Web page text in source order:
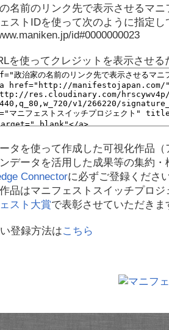
名前のリンク先で表示させるマニ
ストIDを使って次のように指定し
id#0000000023
を使ってクレジットを表示させる
タを使って作成した可視化作品（
データを活用した成果等の集約・
Connectorに必ずご登録ください
品はマニフェストスイッチプロジ
スト大賞で表彰させていただきま
登録方法はこちら